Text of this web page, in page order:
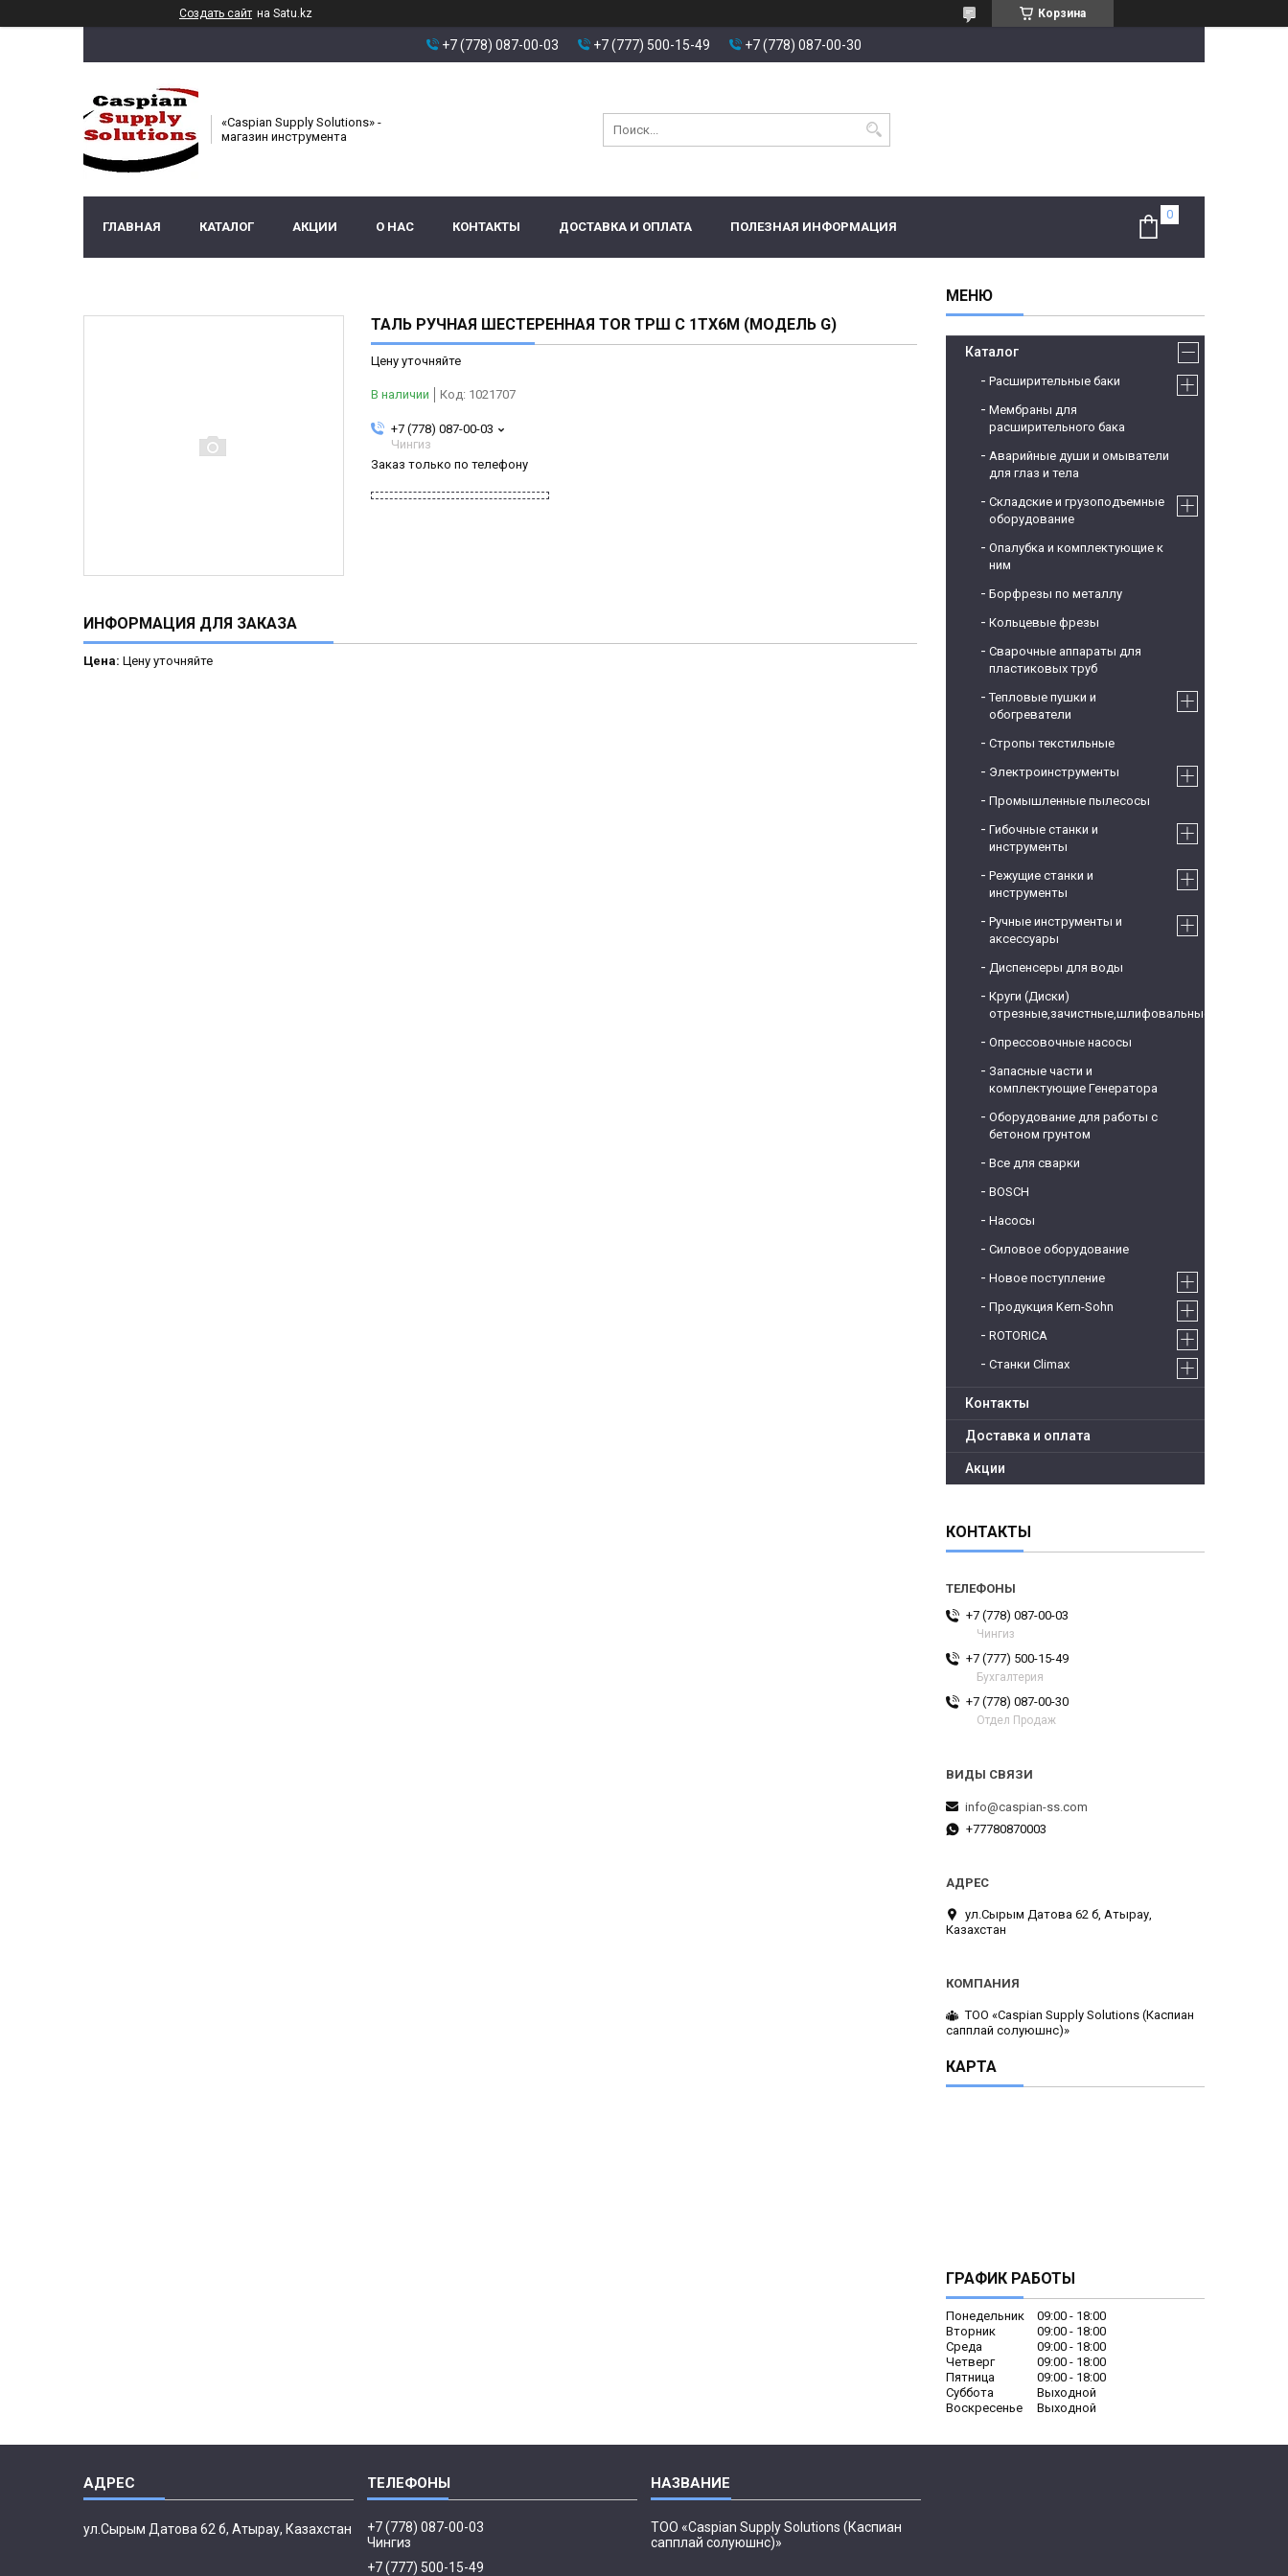
Создать сайт на Satu.kz Корзина
+7 (778) 087-00-03 +7 (777) 500-15-49 +7 (778) 087-00-30
«Caspian Supply Solutions» -
магазин инструмента
ГЛАВНАЯ КАТАЛОГ АКЦИИ О НАС КОНТАКТЫ ДОСТАВКА И ОПЛАТА ПОЛЕЗНАЯ ИНФОРМАЦИЯ
ТАЛЬ РУЧНАЯ ШЕСТЕРЕННАЯ TOR ТРШ C 1ТХ6М (МОДЕЛЬ G)
Цену уточняйте
В наличии Код: 1021707
+7 (778) 087-00-03
Чингиз
Заказ только по телефону
ИНФОРМАЦИЯ ДЛЯ ЗАКАЗА
Цена: Цену уточняйте
Каталог
Расширительные баки
Мембраны для
расширительного бака
Аварийные души и омыватели
для глаз и тела
Складские и грузоподъемные
оборудование
Опалубка и комплектующие к
ним
Борфрезы по металлу
Кольцевые фрезы
Сварочные аппараты для
пластиковых труб
Тепловые пушки и
обогреватели
Стропы текстильные
Электроинструменты
Промышленные пылесосы
Гибочные станки и
инструменты
Режущие станки и
инструменты
Ручные инструменты и
аксессуары
Диспенсеры для воды
Круги (Диски)
отрезные,зачистные,шлифовальные
Опрессовочные насосы
Запасные части и
комплектующие Генератора
Оборудование для работы с
бетоном грунтом
Все для сварки
BOSCH
Насосы
Силовое оборудование
Новое поступление
Продукция Kern-Sohn
ROTORICA
Станки Climax
Контакты
Доставка и оплата
Акции
КОНТАКТЫ
+7 (778) 087-00-03
Чингиз
+7 (777) 500-15-49
Бухгалтерия
+7 (778) 087-00-30
Отдел Продаж
info@caspian-ss.com
+77780870003
ул.Сырым Датова 62 б, Атырау,
Казахстан
ТОО «Caspian Supply Solutions (Каспиан
сапплай солуюшнс)»
КАРТА
ГРАФИК РАБОТЫ
Понедельник 09:00
18:00
Вторник
09:00
18:00
Среда
09:00
18:00
Четверг
09:00
18:00
Пятница
09:00
18:00
Суббота
Выходной
Воскресенье
Выходной
ул.Сырым Датова 62 б, Атырау, Казахстан
+7 (778) 087-00-03
Чингиз
+7 (777) 500-15-49
ТОО «Caspian Supply Solutions (Каспиан
сапплай солуюшнс)»